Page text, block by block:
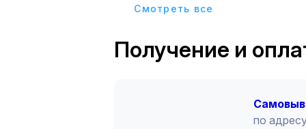
Cмотреть все
Получение и
по